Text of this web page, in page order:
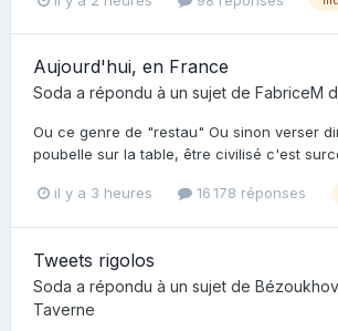
Aujourd'hui, en France
Soda a répondu à un sujet de FabriceM
Ou ce genre de "restau" Ou sinon verser
poubelle sur la table, être civilisé c'est
il y a 3 heures 16 178 réponses
Tweets rigolos
Soda a répondu à un sujet de Bézoukhov
Taverne